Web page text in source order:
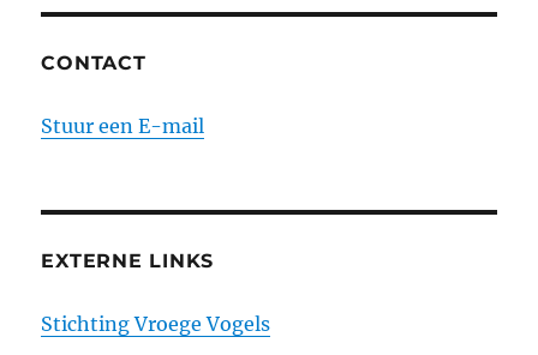
CONTACT
Stuur een E-mail
EXTERNE LINKS
Stichting Vroege Vogels